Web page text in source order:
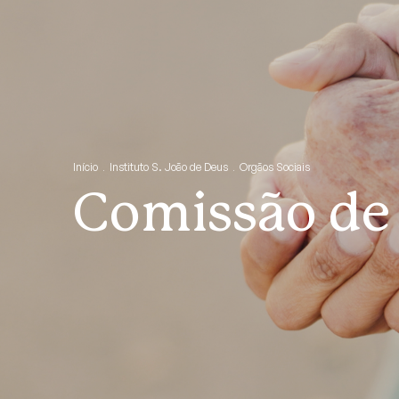
Início Instituto S. João de Deus Orgãos Sociais
Comissão